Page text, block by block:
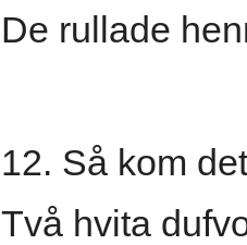
De rullade
12. Så kom
Två hvita